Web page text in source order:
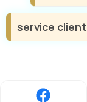
service client